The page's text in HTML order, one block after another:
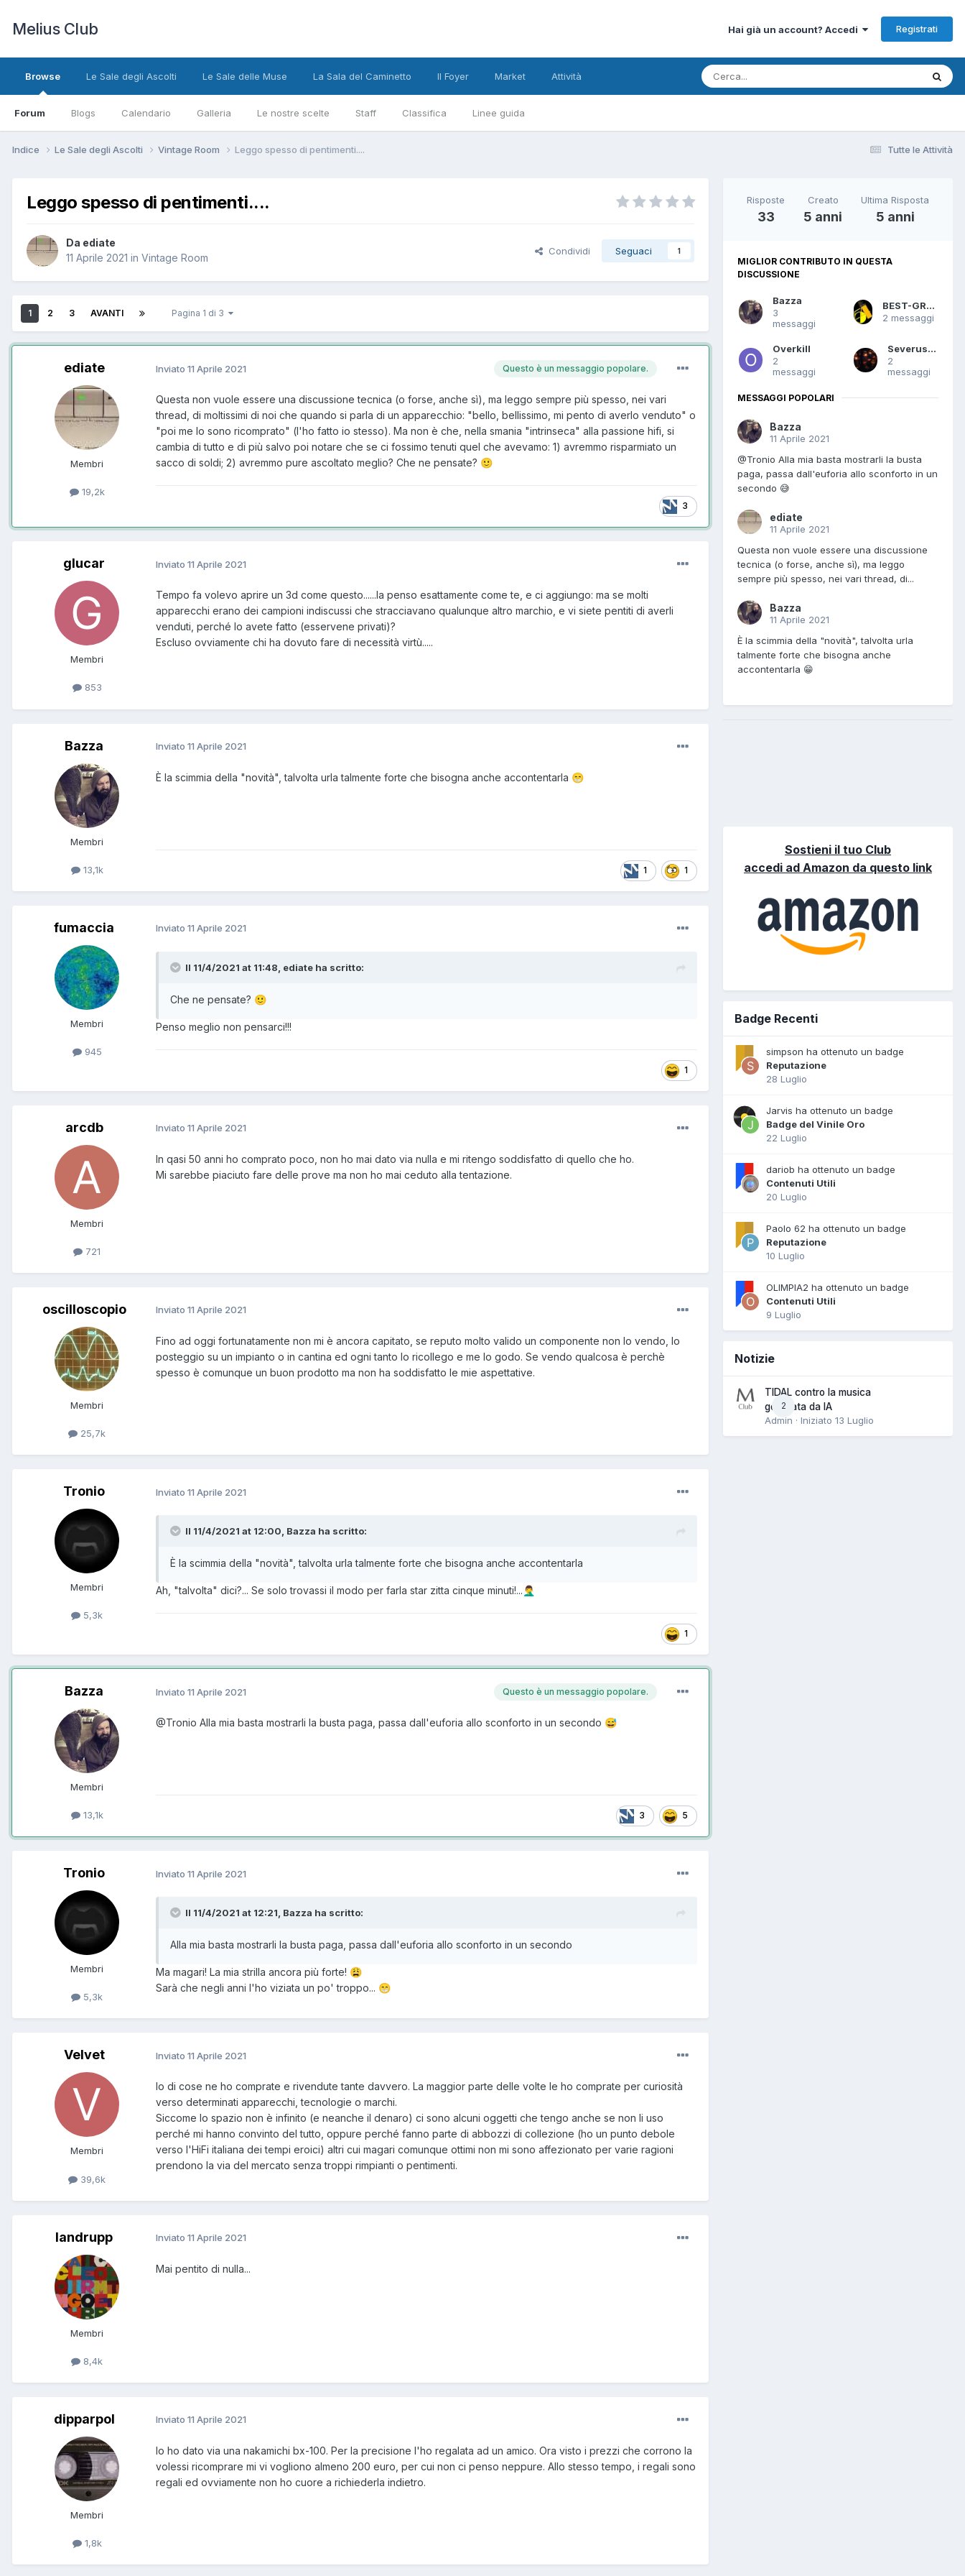
Melius Club Hai già un account? Accedi Registrati
Browse
Forum Blogs Calendario Galleria Le nostre scelte Staff Classifica Linee guida
Le Sale degli Ascolti Le Sale delle Muse La Sala del Caminetto Il Foyer Market Attività
Tutte le Attività
Indice Le Sale degli Ascolti Vintage Room Leggo spesso di pentimenti....
Leggo spesso di pentimenti....
Da ediate
11 Aprile 2021 in Vintage Room
Condividi Seguaci 1
1 2 3 AVANTI Pagina 1 di 3
ediate
Membri
19,2k
Questo è un messaggio popolare.
Inviato 11 Aprile 2021
Questa non vuole essere una discussione tecnica (o forse, anche sì), ma leggo sempre più spesso, nei vari
thread, di moltissimi di noi che quando si parla di un apparecchio: "bello, bellissimo, mi pento di averlo venduto" o
"poi me lo sono ricomprato" (l'ho fatto io stesso). Ma non è che, nella smania "intrinseca" alla passione hifi, si
cambia di tutto e di più salvo poi notare che se ci fossimo tenuti quel che avevamo: 1) avremmo risparmiato un
sacco di soldi; 2) avremmo pure ascoltato meglio? Che ne pensate? 🙂
3
glucar
Membri
853
Inviato 11 Aprile 2021
Tempo fa volevo aprire un 3d come questo......la penso esattamente come te, e ci aggiungo: ma se molti
apparecchi erano dei campioni indiscussi che stracciavano qualunque altro marchio, e vi siete pentiti di averli
venduti, perché lo avete fatto (esservene privati)?
Escluso ovviamente chi ha dovuto fare di necessità virtù.....
Bazza
Membri
13,1k
Inviato 11 Aprile 2021
È la scimmia della "novità", talvolta urla talmente forte che bisogna anche accontentarla 😁
1 1
fumaccia
Membri
945
Inviato 11 Aprile 2021
Il 11/4/2021 at 11:48, ediate ha scritto:
Che ne pensate? 🙂
Penso meglio non pensarci!!!
1
arcdb
Membri
721
Inviato 11 Aprile 2021
In qasi 50 anni ho comprato poco, non ho mai dato via nulla e mi ritengo soddisfatto di quello che ho.
Mi sarebbe piaciuto fare delle prove ma non ho mai ceduto alla tentazione.
oscilloscopio
Membri
25,7k
Inviato 11 Aprile 2021
Fino ad oggi fortunatamente non mi è ancora capitato, se reputo molto valido un componente non lo vendo, lo
posteggio su un impianto o in cantina ed ogni tanto lo ricollego e me lo godo. Se vendo qualcosa è perchè
spesso è comunque un buon prodotto ma non ha soddisfatto le mie aspettative.
Tronio
Membri
5,3k
Inviato 11 Aprile 2021
Il 11/4/2021 at 12:00, Bazza ha scritto:
È la scimmia della "novità", talvolta urla talmente forte che bisogna anche accontentarla
Ah, "talvolta" dici?... Se solo trovassi il modo per farla star zitta cinque minuti!... 🤦‍♂️
1
Bazza
Membri
13,1k
Questo è un messaggio popolare.
Inviato 11 Aprile 2021
@Tronio Alla mia basta mostrarli la busta paga, passa dall'euforia allo sconforto in un secondo 😅
3 5
Tronio
Membri
5,3k
Inviato 11 Aprile 2021
Il 11/4/2021 at 12:21, Bazza ha scritto:
Alla mia basta mostrarli la busta paga, passa dall'euforia allo sconforto in un secondo
Ma magari! La mia strilla ancora più forte! 😩
Sarà che negli anni l'ho viziata un po' troppo... 😁
Velvet
Membri
39,6k
Inviato 11 Aprile 2021
Io di cose ne ho comprate e rivendute tante davvero. La maggior parte delle volte le ho comprate per curiosità
verso determinati apparecchi, tecnologie o marchi.
Siccome lo spazio non è infinito (e neanche il denaro) ci sono alcuni oggetti che tengo anche se non li uso
perché mi hanno convinto del tutto, oppure perché fanno parte di abbozzi di collezione (ho un punto debole
verso l'HiFi italiana dei tempi eroici) altri cui magari comunque ottimi non mi sono affezionato per varie ragioni
prendono la via del mercato senza troppi rimpianti o pentimenti.
landrupp
Membri
8,4k
Inviato 11 Aprile 2021
Mai pentito di nulla...
dipparpol
Membri
1,8k
Inviato 11 Aprile 2021
Io ho dato via una nakamichi bx-100. Per la precisione l'ho regalata ad un amico. Ora visto i prezzi che corrono la
volessi ricomprare mi vi vogliono almeno 200 euro, per cui non ci penso neppure. Allo stesso tempo, i regali sono
regali ed ovviamente non ho cuore a richiederla indietro.
Risposte
33
Creato
5 anni
Ultima Risposta
5 anni
MIGLIOR CONTRIBUTO IN QUESTA
DISCUSSIONE
Bazza
3
messaggi
BEST-GROOVE
2 messaggi
Overkill
2
messaggi
Severus69
2
messaggi
MESSAGGI POPOLARI
Bazza
11 Aprile 2021
@Tronio Alla mia basta mostrarli la busta
paga, passa dall'euforia allo sconforto in un
secondo 😅
ediate
11 Aprile 2021
Questa non vuole essere una discussione
tecnica (o forse, anche sì), ma leggo
sempre più spesso, nei vari thread, di...
Bazza
11 Aprile 2021
È la scimmia della "novità", talvolta urla
talmente forte che bisogna anche
accontentarla 😁
Sostieni il tuo Club
accedi ad Amazon da questo link
Badge Recenti
simpson ha ottenuto un badge
Reputazione
28 Luglio
Jarvis ha ottenuto un badge
Badge del Vinile Oro
22 Luglio
dariob ha ottenuto un badge
Contenuti Utili
20 Luglio
Paolo 62 ha ottenuto un badge
Reputazione
10 Luglio
OLIMPIA2 ha ottenuto un badge
Contenuti Utili
9 Luglio
Notizie
2
TIDAL contro la musica
generata da IA
Admin · Iniziato 13 Luglio